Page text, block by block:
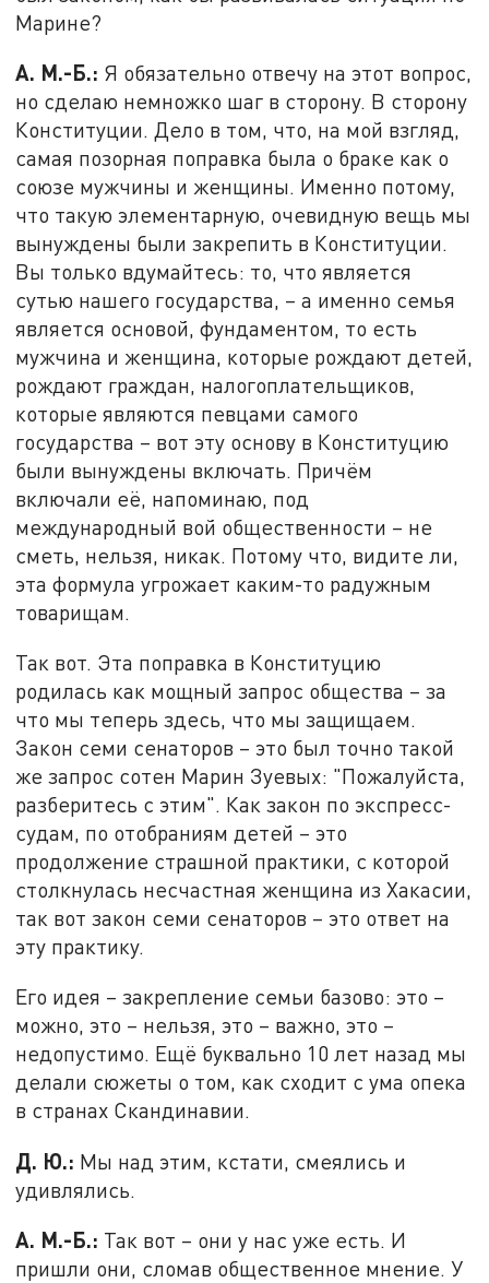
Марине?
А. М.-Б.: Я обязательно отвечу на этот вопрос,
но сделаю немножко шаг в сторону. В сторону
Конституции. Дело в том, что, на мой взгляд,
самая позорная поправка была о браке как о
союзе мужчины и женщины. Именно потому,
что такую элементарную, очевидную вещь мы
вынуждены были закрепить в Конституции.
Вы только вдумайтесь: то, что является
сутью нашего государства, – а именно семья
является основой, фундаментом, то есть
мужчина и женщина, которые рождают детей,
рождают граждан, налогоплательщиков,
которые являются певцами самого
государства – вот эту основу в Конституцию
были вынуждены включать. Причём
включали её, напоминаю, под
международный вой общественности – не
сметь, нельзя, никак. Потому что, видите ли,
эта формула угрожает каким-то радужным
товарищам.
Так вот. Эта поправка в Конституцию
родилась как мощный запрос общества – за
что мы теперь здесь, что мы защищаем.
Закон семи сенаторов – это был точно такой
же запрос сотен Марин Зуевых: "Пожалуйста,
разберитесь с этим". Как закон по экспресс-
судам, по отобраниям детей – это
продолжение страшной практики, с которой
столкнулась несчастная женщина из Хакасии,
так вот закон семи сенаторов – это ответ на
эту практику.
Его идея – закрепление семьи базово: это –
можно, это – нельзя, это – важно, это –
недопустимо. Ещё буквально 10 лет назад мы
делали сюжеты о том, как сходит с ума опека
в странах Скандинавии.
Д. Ю.: Мы над этим, кстати, смеялись и
удивлялись.
А. М.-Б.: Так вот – они у нас уже есть. И
пришли они, сломав общественное мнение. У